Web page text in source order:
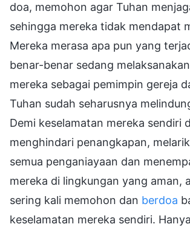
doa, memohon agar Tuhan
sehingga mereka tidak mendapat
Mereka merasa apa pun yang
benar-benar sedang
mereka sebagai pemimpin gereja
Tuhan sudah seharusnya
Demi keselamatan mereka sendiri
menghindari penangkapan,
semua penganiayaan dan
mereka di lingkungan yang aman,
sering kali memohon dan berdoa
keselamatan mereka sendiri.